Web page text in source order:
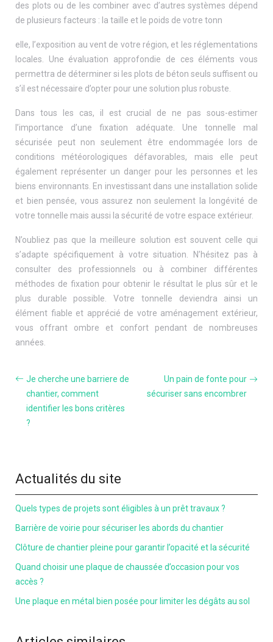
des plots ou de les combiner avec d’autres systèmes dépend
de plusieurs facteurs : la taille et le poids de votre tonn
elle, l’exposition au vent de votre région, et les réglementations
locales. Une évaluation approfondie de ces éléments vous
permettra de déterminer si les plots de béton seuls suffisent ou
s’il est nécessaire d’opter pour une solution plus robuste.
Dans tous les cas, il est crucial de ne pas sous-estimer
l’importance d’une fixation adéquate. Une tonnelle mal
sécurisée peut non seulement être endommagée lors de
conditions météorologiques défavorables, mais elle peut
également représenter un danger pour les personnes et les
biens environnants. En investissant dans une installation solide
et bien pensée, vous assurez non seulement la longévité de
votre tonnelle mais aussi la sécurité de votre espace extérieur.
N’oubliez pas que la meilleure solution est souvent celle qui
s’adapte spécifiquement à votre situation. N’hésitez pas à
consulter des professionnels ou à combiner différentes
méthodes de fixation pour obtenir le résultat le plus sûr et le
plus durable possible. Votre tonnelle deviendra ainsi un
élément fiable et apprécié de votre aménagement extérieur,
vous offrant ombre et confort pendant de nombreuses
années.
Je cherche une barriere de
chantier, comment
identifier les bons critères
?
Un pain de fonte pour
sécuriser sans encombrer
Actualités du site
Quels types de projets sont éligibles à un prêt travaux ?
Barrière de voirie pour sécuriser les abords du chantier
Clôture de chantier pleine pour garantir l’opacité et la sécurité
Quand choisir une plaque de chaussée d’occasion pour vos
accès ?
Une plaque en métal bien posée pour limiter les dégâts au sol